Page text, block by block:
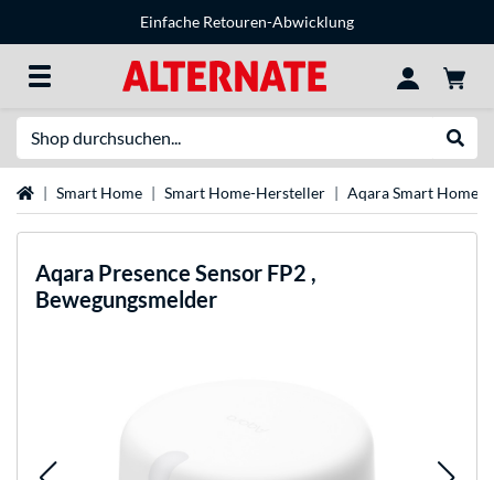
Einfache Retouren-Abwicklung
StartseiteSmart Home Smart Home-Hersteller Aqara Smart Home
Aqara Presence Sensor FP2 ,
Bewegungsmelder